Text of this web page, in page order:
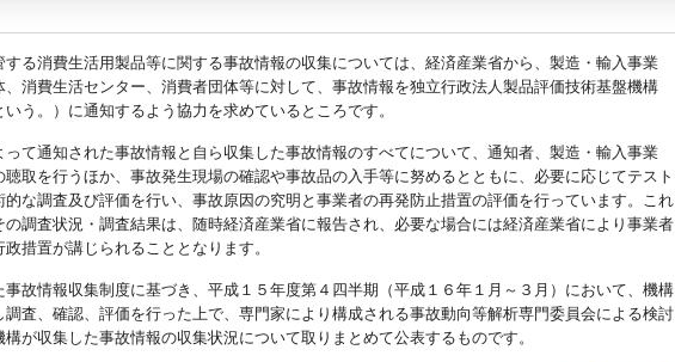
する消費生活用製品等に関する事故情報の収集については、経済産業省から、製造・輸入事業
、消費生活センター、消費者団体等に対して、事故情報を独立行政法人製品評価技術基盤機構
いう。）に通知するよう協力を求めているところです。
って通知された事故情報と自ら収集した事故情報のすべてについて、通知者、製造・輸入事業
取を行うほか、事故発生現場の確認や事故品の入手等に努めるとともに、必要に応じてテスト
的な調査及び評価を行い、事故原因の究明と事業者の再発防止措置の評価を行っています。これ
の調査状況・調査結果は、随時経済産業省に報告され、必要な場合には経済産業省により事業者
措置が講じられることとなります。
事故情報収集制度に基づき、平成１５年度第４四半期（平成１６年１月～３月）において、機構
調査、確認、評価を行った上で、専門家により構成される事故動向等解析専門委員会による検討
が収集した事故情報の収集状況について取りまとめて公表するものです。